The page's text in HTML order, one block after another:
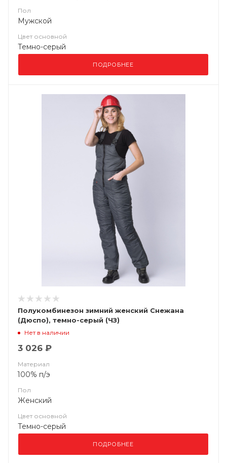
Пол
Мужской
Цвет основной
Темно-серый
ПОДРОБНЕЕ
Полукомбинезон зимний женский Снежана
(Дюспо), темно-серый (ЧЗ)
Нет в наличии
3 026 ₽
Материал
100% п/э
Пол
Женский
Цвет основной
Темно-серый
ПОДРОБНЕЕ